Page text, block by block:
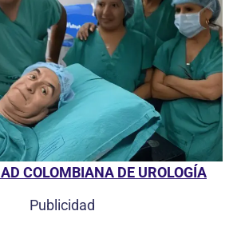
COLOMBIANA DE UROLOGÍA
Publicidad